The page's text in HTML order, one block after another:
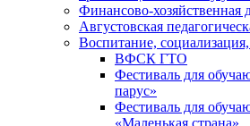
Финансово-хозяйственная
Августовская
Воспитание,
ВФСК ГТО
Фестиваль для
парус»
Фестиваль для